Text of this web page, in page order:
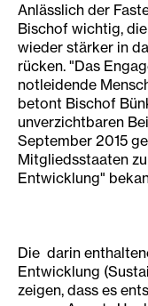
Anlässlich der
Bischof wichtig,
wieder stärker in
rücken. "Das
notleidende
betont Bischof
unverzichtbaren
September 2015
Mitgliedsstaaten
Entwicklung"
Die darin
Entwicklung
zeigen, dass es